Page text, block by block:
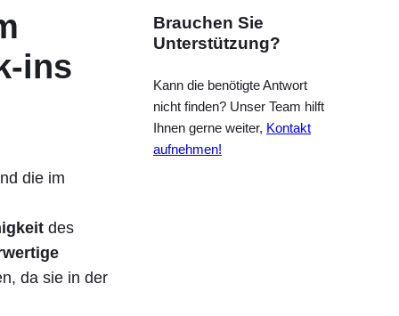
Italian
Portuguese
French
Polish
ins
die im
des
da sie in der
Brauchen Sie
Unterstützung?
Kann die benötigte Antwort
nicht finden? Unser Team hilft
Ihnen gerne weiter, Kontakt
aufnehmen!